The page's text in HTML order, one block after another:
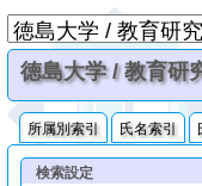
徳島大学 / 教育研
所属別索引 氏名索引
検索設定